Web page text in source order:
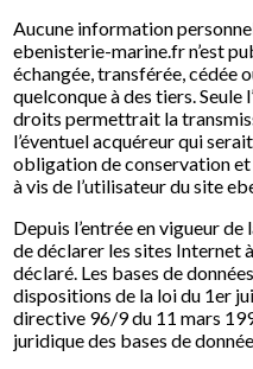
Aucune information
ebenisterie-marine.fr n’est
échangée, transférée, cédée
quelconque à des tiers. Seule
droits permettrait la
l’éventuel acquéreur qui
obligation de conservation
à vis de l’utilisateur du site
Depuis l’entrée en vigueur
de déclarer les sites Internet
déclaré. Les bases de
dispositions de la loi du 1er
directive 96/9 du 11 mars
juridique des bases de